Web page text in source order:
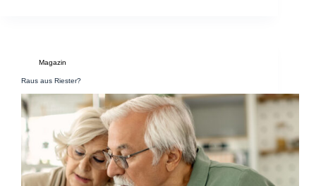
Magazin
Raus aus Riester?